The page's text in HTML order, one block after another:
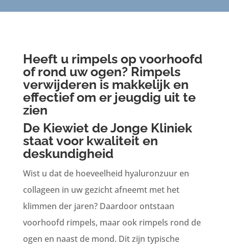
Heeft u rimpels op voorhoofd
of rond uw ogen? Rimpels
verwijderen is makkelijk en
effectief om er jeugdig uit te
zien
De Kiewiet de Jonge Kliniek
staat voor kwaliteit en
deskundigheid
Wist u dat de hoeveelheid hyaluronzuur en
collageen in uw gezicht afneemt met het
klimmen der jaren? Daardoor ontstaan
voorhoofd rimpels, maar ook rimpels rond de
ogen en naast de mond. Dit zijn typische